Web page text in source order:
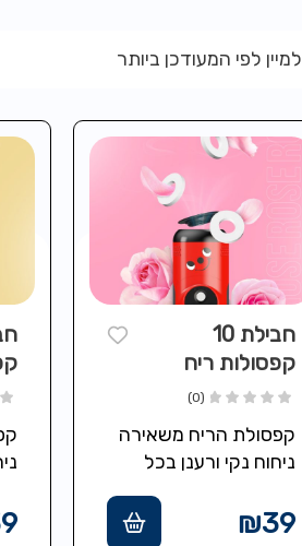
למיין לפי המעודכן ביותר
חבילת 10
קפסולות ריח
ורדים לסדרת
(0)
קפסולת הריח משאירה
ניחוח נקי ורענן בכל
חיות מחמד.
₪39